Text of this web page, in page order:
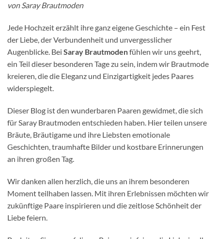
von Saray Brautmoden
Jede Hochzeit erzählt ihre ganz eigene Geschichte – ein Fest
der Liebe, der Verbundenheit und unvergesslicher
Augenblicke. Bei Saray Brautmodenfühlen wir uns geehrt,
ein Teil dieser besonderen Tage zu sein, indem wir Brautmode
kreieren, die die Eleganz und Einzigartigkeit jedes Paares
widerspiegelt.
Dieser Blog ist den wunderbaren Paaren gewidmet, die sich
für Saray Brautmoden entschieden haben. Hier teilen unsere
Bräute, Bräutigame und ihre Liebsten emotionale
Geschichten, traumhafte Bilder und kostbare Erinnerungen
an ihren großen Tag.
Wir danken allen herzlich, die uns an ihrem besonderen
Moment teilhaben lassen. Mit ihren Erlebnissen möchten wir
zukünftige Paare inspirieren und die zeitlose Schönheit der
Liebe feiern.